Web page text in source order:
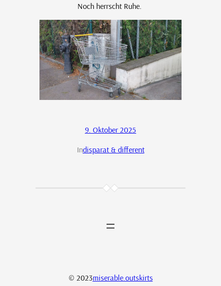
Noch herrscht Ruhe.
9. Oktober 2025
Indisparat & different
© 2023miserable.outskirts